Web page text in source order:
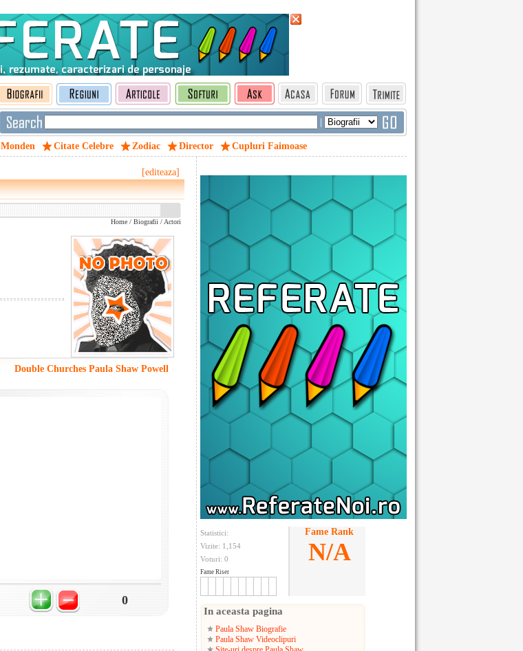
|
Monden Citate Celebre Zodiac Director Cupluri Faimoase
Statistici:
Vizite: 1,154
Voturi: 0
Fame Riser
Fame Rank
N/A
In aceasta pagina
Paula Shaw Biografie
Paula Shaw Videoclipuri
[editeaza]
Home / Biografii / Actori
Double Churches Paula Shaw Powell
0